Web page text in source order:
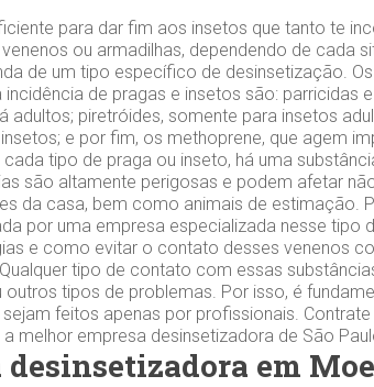
para dar fim aos insetos que tanto te
ou armadilhas, dependendo de cada
de um tipo específico de desinsetização.
de pragas e insetos são: parricidas
adultos; piretróides, somente para insetos
e por fim, os methoprene, que agem
tipo de praga ou inseto, há uma
são altamente perigosas e podem afetar
da casa, bem como animais de estimação.
por uma empresa especializada nesse tipo
e como evitar o contato desses venenos
tipo de contato com essas
tipos de problemas. Por isso, é
feitos apenas por profissionais.
melhor empresa desinsetizadora de São
em